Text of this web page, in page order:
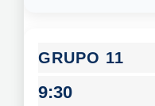
11
9:30